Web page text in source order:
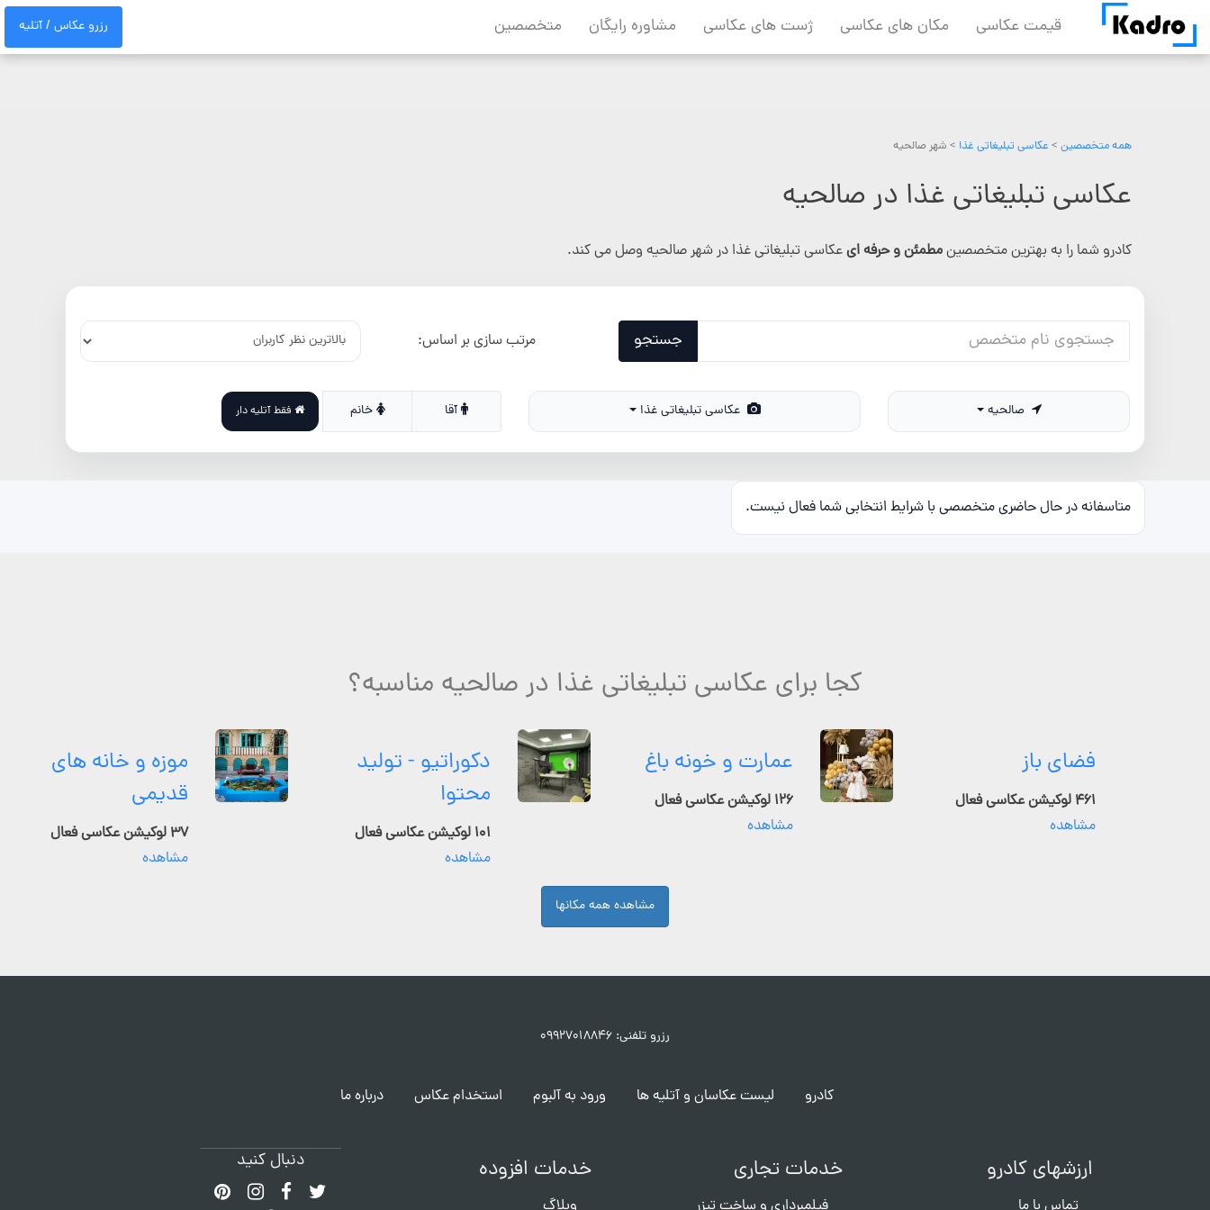
content
قیمت عکاسی مکان های عکاسی ژست های عکاسی مشاوره رایگان متخصصین رزرو عکاس / آتلیه
همه متخصصین > عکاسی تبلیغاتی غذا > شهر صالحیه
عکاسی تبلیغاتی غذا در صالحیه
کادرو شما را به بهترین متخصصینمطمئن و حرفه ایعکاسی تبلیغاتی غذا در شهر صالحیه وصل می کند.
جستجو مرتب سازی بر اساس:
عکاسی تبلیغاتی غذا آقا خانم فقط آتلیه دار
متاسفانه در حال حاضری متخصصی با شرایط انتخابی شما فعال نیست.
کجا برای عکاسی تبلیغاتی غذا در صالحیه مناسبه؟
فضای باز
۴۶۱ لوکیشن عکاسی فعال
مشاهده
عمارت و خونه باغ
۱۲۶ لوکیشن عکاسی فعال
مشاهده
دکوراتیو - تولید
محتوا
۱۰۱ لوکیشن عکاسی فعال
مشاهده
موزه و خانه های
قدیمی
۳۷ لوکیشن عکاسی فعال
مشاهده
مشاهده همه مکانها
رزرو تلفنی: ۰۹۹۲۷۰۱۸۸۴۶
کادرو لیست عکاسان و آتلیه ها ورود به آلبوم استخدام عکاس درباره ما
ارزشهای کادرو خدمات تجاری خدمات افزوده دنبال کنید